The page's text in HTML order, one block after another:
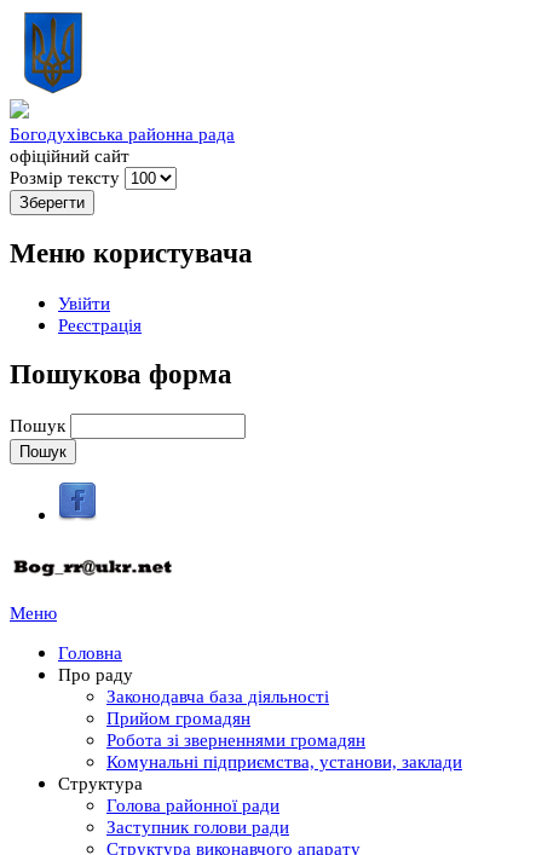
Богодухівська районна рада
офіційний сайт
Розмір тексту
Меню користувача
Увійти
Реєстрація
Пошукова форма
Пошук
Меню
Головна
Про раду
Законодавча база діяльності
Прийом громадян
Робота зі зверненнями громадян
Комунальні підприємства, установи, заклади
Структура
Голова районної ради
Заступник голови ради
Структура виконавчого апарату